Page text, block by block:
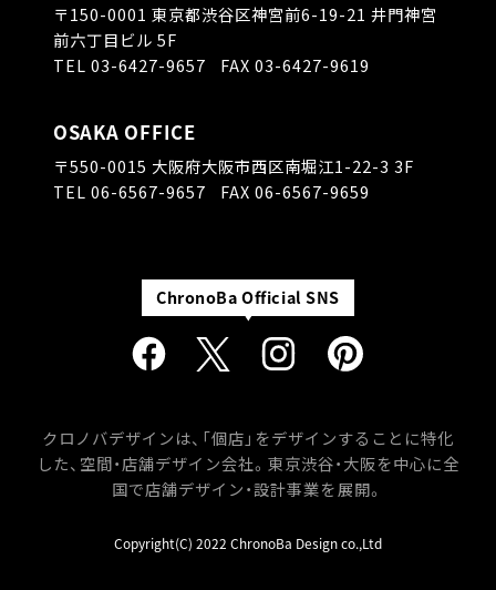
〒150-0001 東京都渋谷区神宮前6-19-21 井門神宮
前六丁目ビル 5F
TEL 03-6427-9657 FAX 03-6427-9619
OSAKA OFFICE
〒550-0015 大阪府大阪市西区南堀江1-22-3 3F
TEL 06-6567-9657 FAX 06-6567-9659
クロノバデザインは、「個店」をデザインすることに特化
した、空間・店舗デザイン会社。 東京渋谷・大阪を中心に全
国で店舗デザイン・設計事業を展開。
Copyright(C) 2022 ChronoBa Design co.,Ltd